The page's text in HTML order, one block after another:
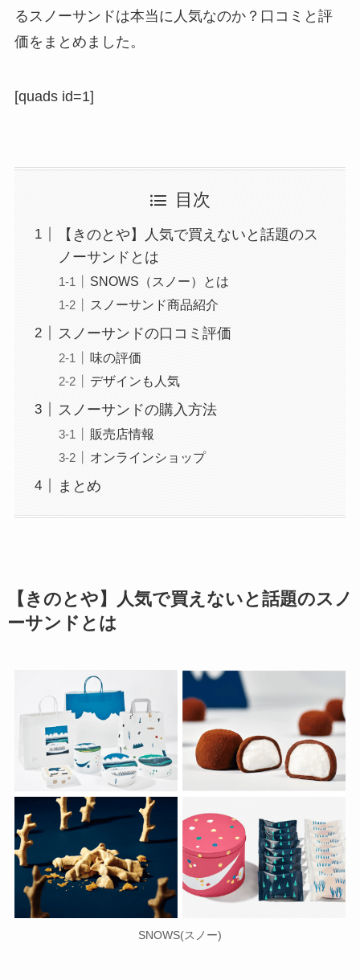
るスノーサンドは本当に人気なのか？口コミと評
価をまとめました。
[quads id=1]
目次
【きのとや】人気で買えないと話題のス
ノーサンドとは
SNOWS（スノー）とは
スノーサンド商品紹介
スノーサンドの口コミ評価
味の評価
デザインも人気
スノーサンドの購入方法
販売店情報
オンラインショップ
まとめ
【きのとや】人気で買えないと話題のスノ
ーサンドとは
SNOWS(スノー)